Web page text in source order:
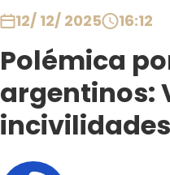
12/ 12/ 2025 16:12
Polémica
argentinos:
incivilidades